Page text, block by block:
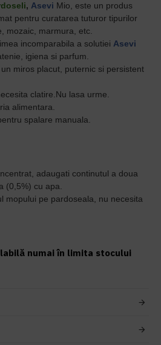
, Asevi Mio,
este un produs
pentru curatarea tuturor tipurilor
mozaic, marmura, etc.
incomparabila a solutiei Asevi
igiena si parfum.
miros placut, puternic si persistent
clatire.Nu lasa urme.
alimentara.
spalare manuala.
adaugati continutul a doua
(0,5%) cu apa.
mopului pe pardoseala, nu necesita
numai în limita stocului